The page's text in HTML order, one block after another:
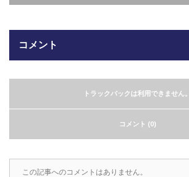
コメント
トラックバックは利用できません。
コメント (0)
この記事へのコメントはありません。
カビこんコートカタログ（PDF）
カビこんばいカタログ（PDF）
MFライニングカタログ（PDF）
ガラスクロスHT-FLカタログ（PDF）
お問合わせ
トタイプのコンベ
を固定し、テスト
2022.6.10
えています。今一